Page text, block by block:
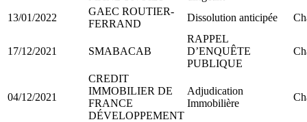
13/01/2022
GAEC ROUTIER-
FERRAND
Dissolution anticipée
17/12/2021 SMABACAB
RAPPEL
D’ENQUÊTE
PUBLIQUE
04/12/2021
CREDIT
IMMOBILIER DE
FRANCE
DÉVELOPPEMENT
Adjudication
Immobilière